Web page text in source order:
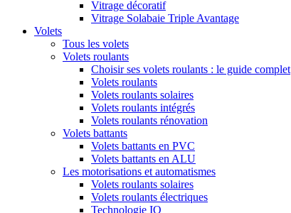
Vitrage décoratif
Vitrage Solabaie Triple Avantage
Volets
Tous les volets
Volets roulants
Choisir ses volets roulants : le guide complet
Volets roulants
Volets roulants solaires
Volets roulants intégrés
Volets roulants rénovation
Volets battants
Volets battants en PVC
Volets battants en ALU
Les motorisations et automatismes
Volets roulants solaires
Volets roulants électriques
Technologie IO